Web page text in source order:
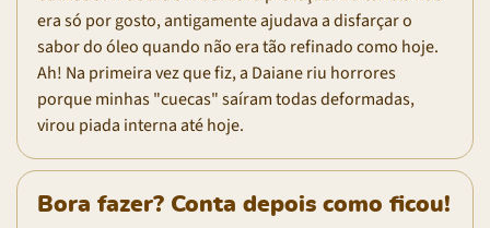
era só por gosto, antigamente ajudava a disfarçar o
sabor do óleo quando não era tão refinado como hoje.
Ah! Na primeira vez que fiz, a Daiane riu horrores
porque minhas "cuecas" saíram todas deformadas,
virou piada interna até hoje.
Bora fazer? Conta depois como ficou!